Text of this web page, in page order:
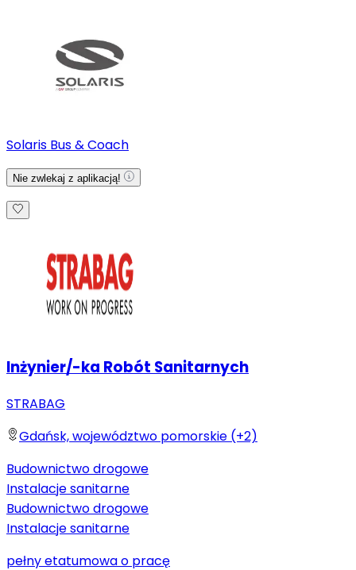
Solaris Bus & Coach
Nie zwlekaj z aplikacją!
Inżynier/-ka Robót Sanitarnych
STRABAG
Gdańsk, województwo pomorskie (+2)
Budownictwo drogowe
Instalacje sanitarne
Budownictwo drogowe
Instalacje sanitarne
pełny etatumowa o pracę